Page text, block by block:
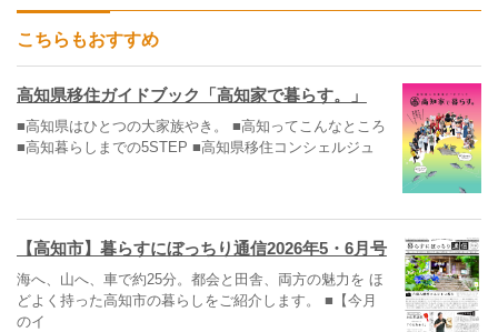
こちらもおすすめ
高知県移住ガイドブック「高知家で暮らす。」
■高知県はひとつの大家族やき。 ■高知ってこんなところ
■高知暮らしまでの5STEP ■高知県移住コンシェルジュ
【高知市】暮らすにぼっちり通信2026年5・6月号
海へ、山へ、車で約25分。都会と田舎、両方の魅力を ほ
どよく持った高知市の暮らしをご紹介します。 ■【今月
のイ